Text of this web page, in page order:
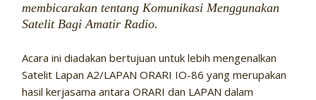
membicarakan tentang Komunikasi Menggunakan
Satelit Bagi Amatir Radio.
Acara ini diadakan bertujuan untuk lebih mengenalkan
Satelit Lapan A2/LAPAN ORARI IO-86 yang merupakan
hasil kerjasama antara ORARI dan LAPAN dalam